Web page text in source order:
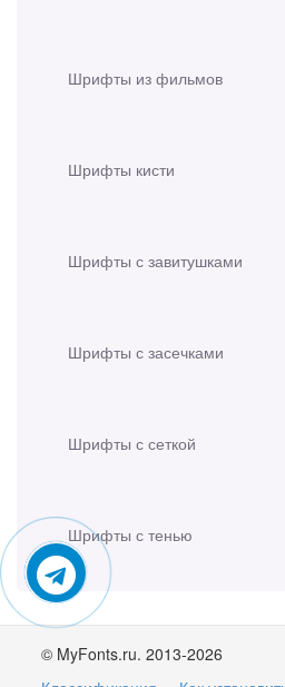
Шрифты из фильмов
Шрифты кисти
Шрифты с завитушками
Шрифты с засечками
Шрифты с сеткой
Шрифты с тенью
© MyFonts.ru. 2013-2026